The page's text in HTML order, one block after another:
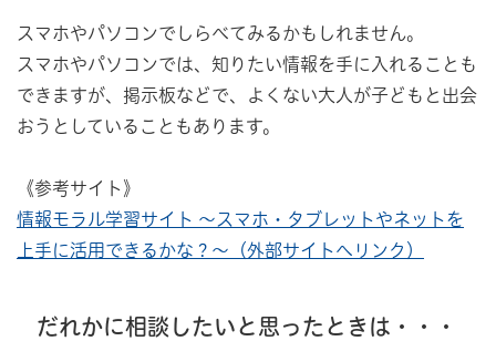
スマホやパソコンでしらべてみるかもしれません。
スマホやパソコンでは、知りたい情報を手に入れることも
できますが、掲示板などで、よくない大人が子どもと出会
おうとしていることもあります。
《参考サイト》
情報モラル学習サイト ～スマホ・タブレットやネットを
上手に活用できるかな？～（外部サイトへリンク）
だれかに相談したいと思ったときは・・・